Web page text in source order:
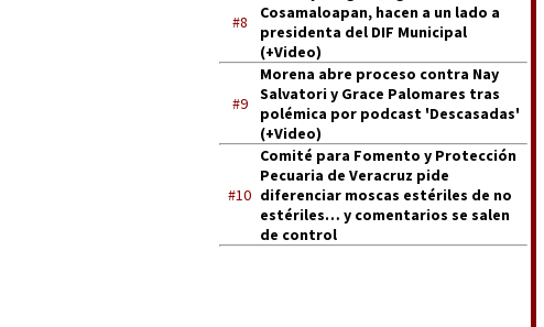
#8
Cosamaloapan, hacen a un lado a
presidenta del DIF Municipal
(+Video)
#9
Morena abre proceso contra Nay
Salvatori y Grace Palomares tras
polémica por podcast 'Descasadas'
(+Video)
#10
Comité para Fomento y Protección
Pecuaria de Veracruz pide
diferenciar moscas estériles de no
estériles… y comentarios se salen
de control